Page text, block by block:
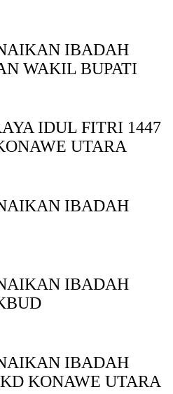
IBADAH
WAKIL BUPATI
IDUL FITRI 1447
UTARA
IBADAH
IBADAH
IBADAH
KONAWE UTARA